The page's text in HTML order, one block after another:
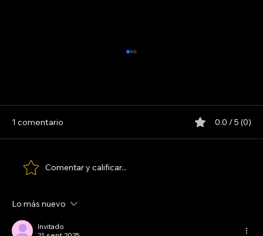
MAFALDA. LA PELÍCULA 1993
1 comentario 0.0 / 5 (0)
Comentar y calificar...
Lo más nuevo
Invitado